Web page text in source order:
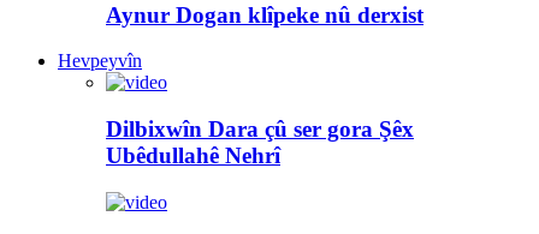
Aynur Dogan klîpeke nû derxist
Hevpeyvîn
Dilbixwîn Dara çû ser gora Şêx
Ubêdullahê Nehrî